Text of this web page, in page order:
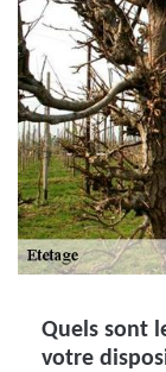
Quels sont
votre